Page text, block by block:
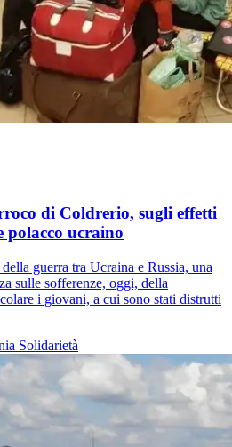
di Coldrerio, sugli effetti
polacco ucraino
guerra tra Ucraina e Russia, una
sulle sofferenze, oggi, della
i giovani, a cui sono stati distrutti
Solidarietà